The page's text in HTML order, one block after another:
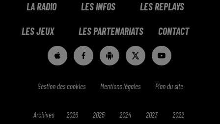
LA RADIO LES INFOS LES REPLAYS
LES JEUX LES PARTENARIATS CONTACT
Gestion des cookies Mentions légales Plan du site
Archives 2026 2025 2024 2023 2022